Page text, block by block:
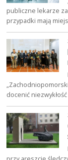
publiczne lekarze
przypadki mają
docenić